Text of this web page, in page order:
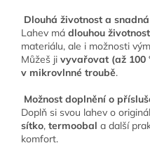
Dlouhá životnost a
Lahev má dlouhou životnost
materiálu, ale i možnosti
Můžeš ji vyvařovat (až 100
v mikrovlnné troubě.
Možnost doplnění o
Doplň si svou lahev o
sítko, termoobal a další
komfort.